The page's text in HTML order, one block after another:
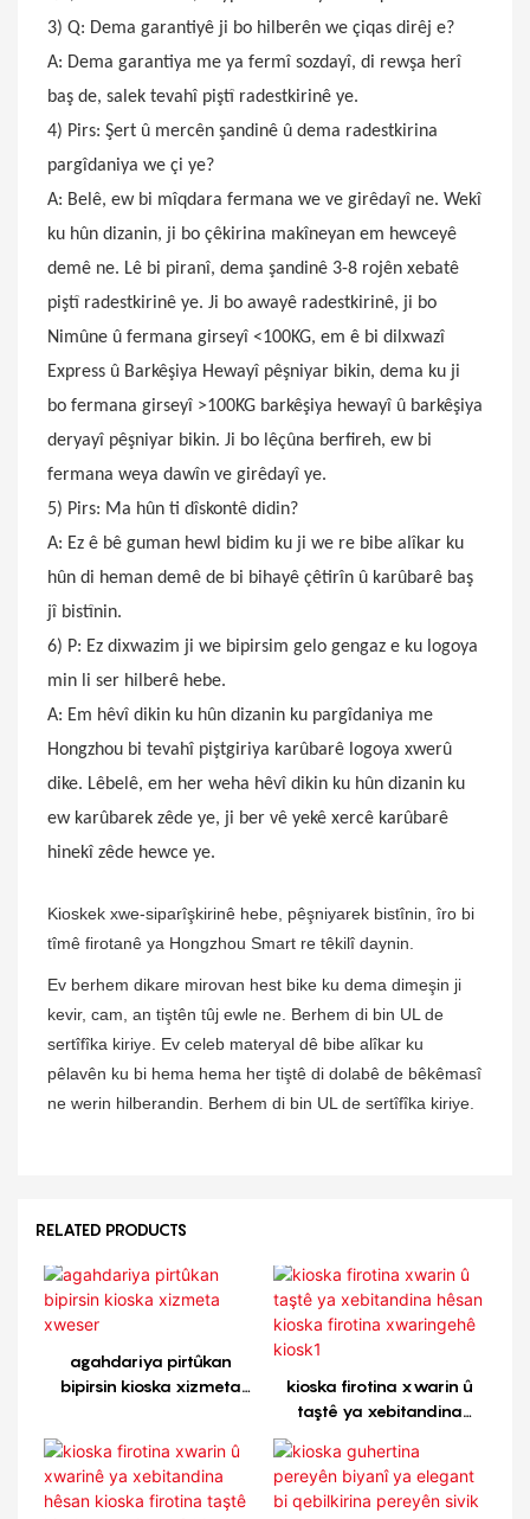
3) Q: Dema garantiyê ji bo hilberên we çiqas dirêj e?
A: Dema garantiya me ya fermî sozdayî, di rewşa herî
baş de, salek tevahî piştî radestkirinê ye.
4) Pirs: Şert û mercên şandinê û dema radestkirina
pargîdaniya we çi ye?
A: Belê, ew bi mîqdara fermana we ve girêdayî ne. Wekî
ku hûn dizanin, ji bo çêkirina makîneyan em hewceyê
demê ne. Lê bi piranî, dema şandinê 3-8 rojên xebatê
piştî radestkirinê ye. Ji bo awayê radestkirinê, ji bo
Nimûne û fermana girseyî <100KG, em ê bi dilxwazî ​​​​
Express û Barkêşiya Hewayî pêşniyar bikin, dema ku ji
bo fermana girseyî >100KG barkêşiya hewayî û barkêşiya
deryayî pêşniyar bikin. Ji bo lêçûna berfireh, ew bi
fermana weya dawîn ve girêdayî ye.
5) Pirs: Ma hûn ti dîskontê didin?
A: Ez ê bê guman hewl bidim ku ji we re bibe alîkar ku
hûn di heman demê de bi bihayê çêtirîn û karûbarê baş
jî bistînin.
6) P: Ez dixwazim ji we bipirsim gelo gengaz e ku logoya
min li ser hilberê hebe.
A: Em hêvî dikin ku hûn dizanin ku pargîdaniya me
Hongzhou bi tevahî piştgiriya karûbarê logoya xwerû
dike. Lêbelê, em her weha hêvî dikin ku hûn dizanin ku
ew karûbarek zêde ye, ji ber vê yekê xercê karûbarê
hinekî zêde hewce ye.
Kioskek xwe-siparîşkirinê hebe, pêşniyarek bistînin, îro bi
tîmê firotanê ya Hongzhou Smart re têkilî daynin.
Ev berhem dikare mirovan hest bike ku dema dimeşin ji
kevir, cam, an tiştên tûj ewle ne. Berhem di bin UL de
sertîfîka kiriye. Ev celeb materyal dê bibe alîkar ku
pêlavên ku bi hema hema her tiştê di dolabê de bêkêmasî
ne werin hilberandin. Berhem di bin UL de sertîfîka kiriye.
RELATED PRODUCTS
agahdariya pirtûkan
bipirsin kioska xizmeta
kioska firotina xwarin û
taştê ya xebitandina
xwaringehê kiosk1